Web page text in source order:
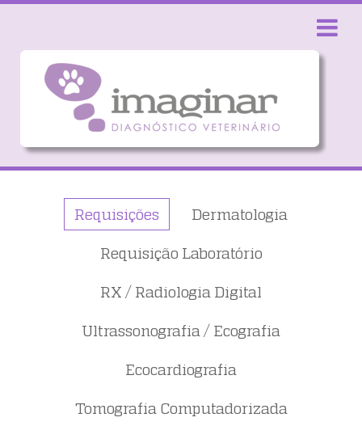
Toggle
Requisições Dermatologia
Requisição Laboratório
RX / Radiologia Digital
Ultrassonografia / Ecografia
Ecocardiografia
Tomografia Computadorizada